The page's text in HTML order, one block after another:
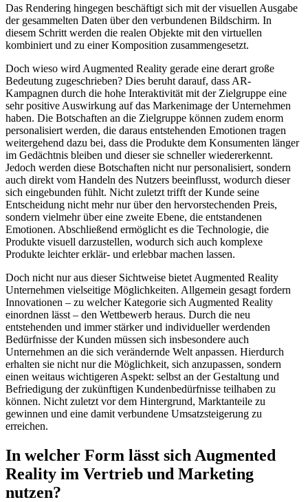
Das Rendering hingegen beschäftigt sich mit der visuellen Ausgabe
der gesammelten Daten über den verbundenen Bildschirm. In
diesem Schritt werden die realen Objekte mit den virtuellen
kombiniert und zu einer Komposition zusammengesetzt.
Doch wieso wird Augmented Reality gerade eine derart große
Bedeutung zugeschrieben? Dies beruht darauf, dass AR-
Kampagnen durch die hohe Interaktivität mit der Zielgruppe eine
sehr positive Auswirkung auf das Markenimage der Unternehmen
haben. Die Botschaften an die Zielgruppe können zudem enorm
personalisiert werden, die daraus entstehenden Emotionen tragen
weitergehend dazu bei, dass die Produkte dem Konsumenten länger
im Gedächtnis bleiben und dieser sie schneller wiedererkennt.
Jedoch werden diese Botschaften nicht nur personalisiert, sondern
auch direkt vom Handeln des Nutzers beeinflusst, wodurch dieser
sich eingebunden fühlt. Nicht zuletzt trifft der Kunde seine
Entscheidung nicht mehr nur über den hervorstechenden Preis,
sondern vielmehr über eine zweite Ebene, die entstandenen
Emotionen. Abschließend ermöglicht es die Technologie, die
Produkte visuell darzustellen, wodurch sich auch komplexe
Produkte leichter erklär- und erlebbar machen lassen.
Doch nicht nur aus dieser Sichtweise bietet Augmented Reality
Unternehmen vielseitige Möglichkeiten. Allgemein gesagt fordern
Innovationen – zu welcher Kategorie sich Augmented Reality
einordnen lässt – den Wettbewerb heraus. Durch die neu
entstehenden und immer stärker und individueller werdenden
Bedürfnisse der Kunden müssen sich insbesondere auch
Unternehmen an die sich verändernde Welt anpassen. Hierdurch
erhalten sie nicht nur die Möglichkeit, sich anzupassen, sondern
einen weitaus wichtigeren Aspekt: selbst an der Gestaltung und
Befriedigung der zukünftigen Kundenbedürfnisse teilhaben zu
können. Nicht zuletzt vor dem Hintergrund, Marktanteile zu
gewinnen und eine damit verbundene Umsatzsteigerung zu
erreichen.
In welcher Form lässt sich Augmented
Reality im Vertrieb und Marketing
nutzen?